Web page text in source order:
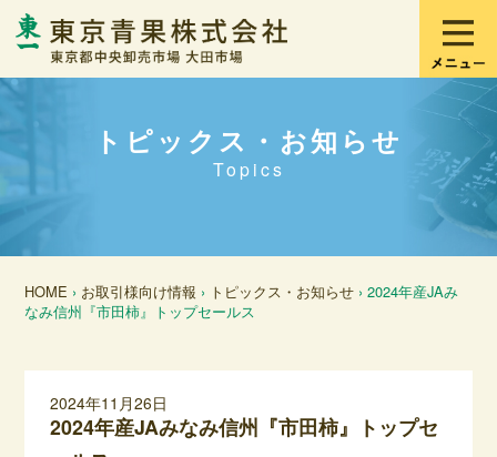
トピックス・お知らせ
Topics
HOME › お取引様向け情報 › トピックス・お知らせ › 2024年産JAみ
なみ信州『市田柿』トップセールス
2024年11月26日
2024年産JAみなみ信州『市田柿』トップセ